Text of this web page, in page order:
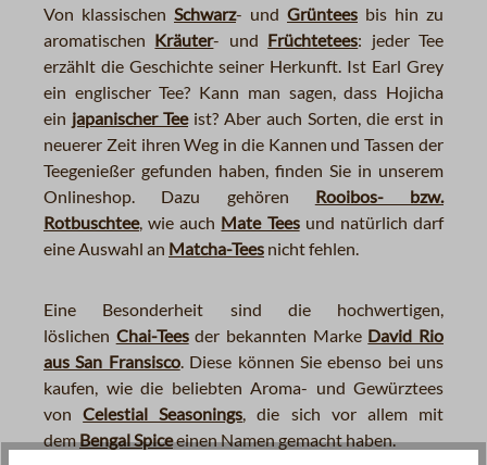
Von klassischen Schwarz- und Grüntees bis hin zu
aromatischen Kräuter- und Früchtetees: jeder Tee
erzählt die Geschichte seiner Herkunft. Ist Earl Grey
ein englischer Tee? Kann man sagen, dass Hojicha
ein japanischer Teeist? Aber auch Sorten, die erst in
neuerer Zeit ihren Weg in die Kannen und Tassen der
Teegenießer gefunden haben, finden Sie in unserem
Onlineshop. Dazu gehören Rooibos- bzw.
Rotbuschtee, wie auch Mate Teesund natürlich darf
eine Auswahl an Matcha-Tees nicht fehlen.
Eine Besonderheit sind die hochwertigen,
löslichen Chai-Teesder bekannten Marke David Rio
aus San Fransisco. Diese können Sie ebenso bei uns
kaufen, wie die beliebten Aroma- und Gewürztees
vonCelestial Seasonings, die sich vor allem mit
demBengal Spiceeinen Namen gemacht haben.